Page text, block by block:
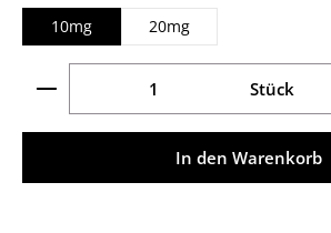
10mg 20mg
Produkt Anzahl: Gib denStück
In den Warenkorb